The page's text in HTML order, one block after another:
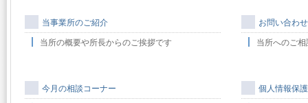
当事業所のご紹介
当所の概要や所長からのご挨拶です
今月の相談コーナー
お問い合わせ
当所へのご
個人情報保